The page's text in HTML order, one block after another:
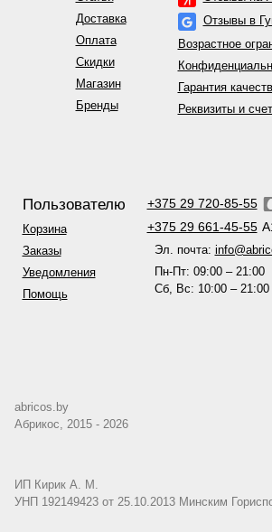
Доставка
Оплата
Скидки
Магазин
Бренды
Отзывы в
Возрастное
Гарантия
Реквизиты и
Пользователю
Корзина
Заказы
Уведомления
Помощь
+375 29 720-85-55
+375 29 661-45-55
Эл. почта:
Пн-Пт: 09:00 – 21:00
Сб, Вс: 10:00 – 21:00
abricos.by
Абрикос, 2015 - 2026
ИП Кирик А. М.
УНП 192149423 от 25.10.2013 Минским